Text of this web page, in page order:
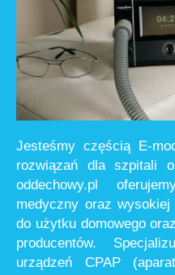
Jesteśmy częścią E-
rozwiązań dla szpitali
oddechowy.pl
medyczny oraz
do użytku domowego
producentów.
urządzeń CPAP